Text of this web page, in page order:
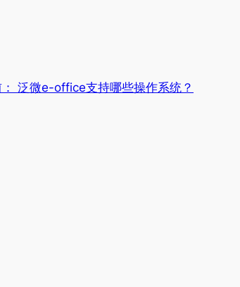
泛微e-office支持哪些操作系统？